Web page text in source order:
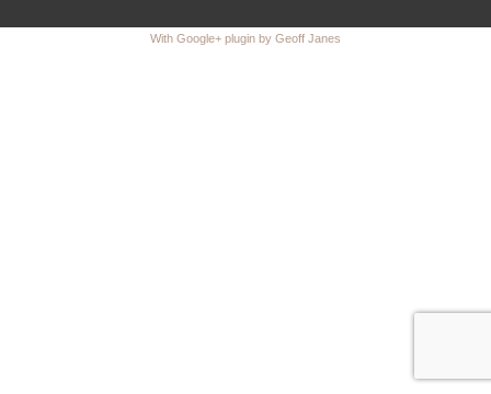
With Google+ plugin by Geoff Janes